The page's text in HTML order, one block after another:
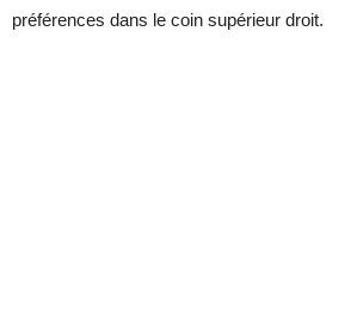
préférences dans le coin supérieur droit.